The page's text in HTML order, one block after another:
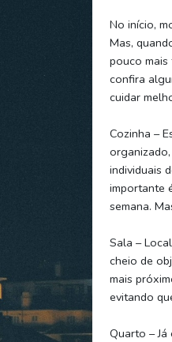
No início,
Mas,
pouco mais
confira
cuidar
Cozinha –
individuais
importante
semana.
Sala –
cheio de
mais
evitando
Quarto –